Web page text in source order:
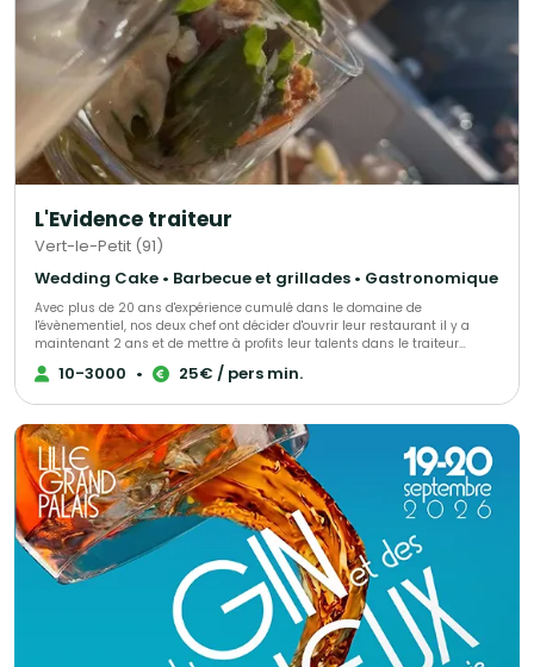
inoubliable aux saveurs africaines.
L'Evidence traiteur
Vert-le-Petit (91)
Wedding Cake • Barbecue et grillades • Gastronomique
Avec plus de 20 ans d'expérience cumulé dans le domaine de
l'évènementiel, nos deux chef ont décider d'ouvrir leur restaurant il y a
maintenant 2 ans et de mettre à profits leur talents dans le traiteur
évènementiel afin de vous accompagner lors de vos évènements.
10-3000 • 25€ / pers min.